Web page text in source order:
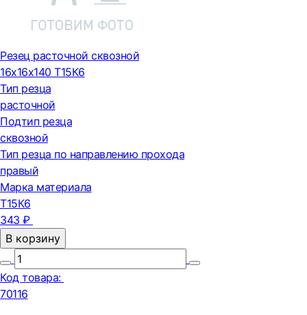
Резец расточной сквозной
16х16х140 Т15К6
Тип резца
расточной
Подтип резца
сквозной
Тип резца по направлению прохода
правый
Марка материала
Т15К6
343 ₽
В корзину
Код товара:
70116